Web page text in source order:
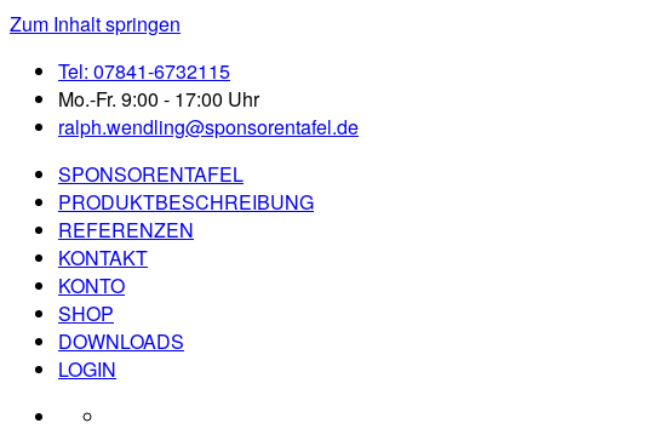
Zum Inhalt springen
Tel: 07841-6732115
Mo.-Fr. 9:00 - 17:00 Uhr
ralph.wendling@sponsorentafel.de
SPONSORENTAFEL
PRODUKTBESCHREIBUNG
REFERENZEN
KONTAKT
KONTO
SHOP
DOWNLOADS
LOGIN